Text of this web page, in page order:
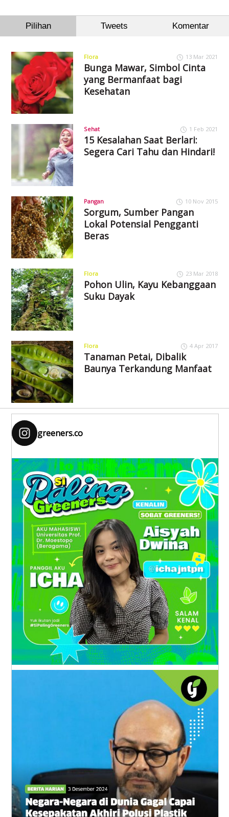
Pilihan Tweets Komentar
Flora 13 Mar 2021
Bunga Mawar, Simbol Cinta
yang Bermanfaat bagi
Kesehatan
Sehat 1 Feb 2021
15 Kesalahan Saat Berlari:
Segera Cari Tahu dan Hindari!
Pangan 10 Nov 2015
Sorgum, Sumber Pangan
Lokal Potensial Pengganti
Beras
Flora 23 Mar 2018
Pohon Ulin, Kayu Kebanggaan
Suku Dayak
Flora 4 Apr 2017
Tanaman Petai, Dibalik
Baunya Terkandung Manfaat
greeners.co